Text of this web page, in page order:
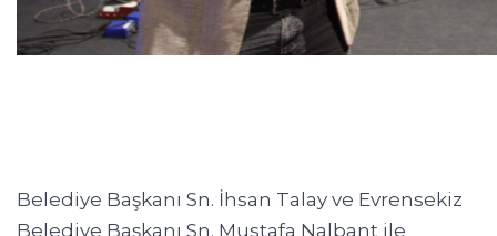
Belediye Başkanı Sn. İhsan Talay ve Evrensekiz
Belediye Başkanı Sn. Mustafa Nalbant ile